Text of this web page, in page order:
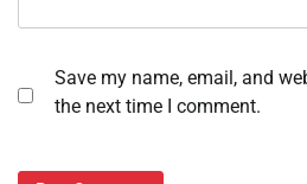
Save my name, email, and
the next time I comment.